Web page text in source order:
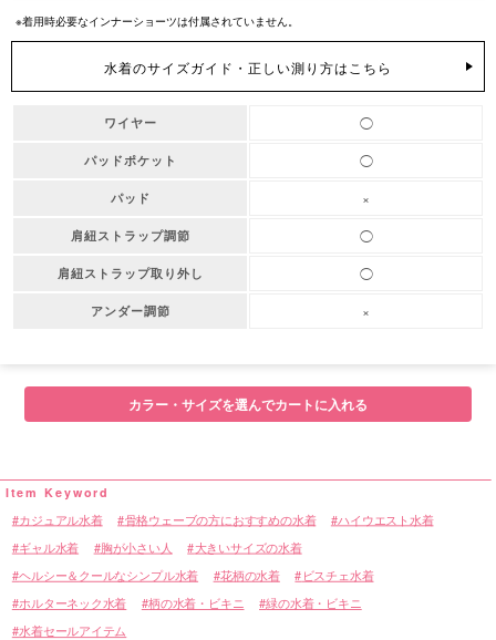
※着用時必要なインナーショーツは付属されていません。
水着のサイズガイド・正しい測り方はこちら
ワイヤー ◯
パッドポケット ◯
パッド ×
肩紐ストラップ調節 ◯
肩紐ストラップ取り外し ◯
アンダー調節 ×
カラー・サイズを選んでカートに入れる
カジュアル水着 骨格ウェーブの方におすすめの水着 ハイウエスト水着
ギャル水着 胸が小さい人 大きいサイズの水着
ヘルシー＆クールなシンプル水着 花柄の水着
ビスチェ水着
ホルターネック水着
柄の水着・ビキニ
緑の水着・ビキニ
水着セールアイテム